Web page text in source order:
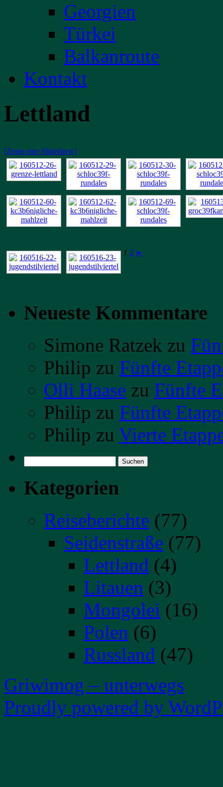
Georgien
Türkei
Balkanroute
Kontakt
Lettland
[Zeige eine Slideshow]
1 2 ►
Neueste Kommentare
Simone Ratzek zu
Philip zu Fünfte
Olli Haase zu Fünfte
Philip zu Fünfte
Philip zu Vierte
nach:
Kategorien
Reiseberichte (77)
Seidenstraße (77)
Lettland (4)
Litauen (3)
Mongolei (16)
Polen (6)
Russland (47)
Griwimog – unterwegs
Proudly powered by